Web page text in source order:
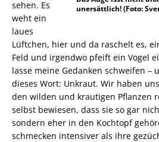
unersättlich! (Foto:
sehen. Es
weht ein
laues
Lüftchen, hier und da raschelt es,
Feld und irgendwo pfeift ein Vogel
lasse meine Gedanken schweifen –
dieses Wort: Unkraut. Wir haben
den wilden und krautigen Pflanzen
selbst bewiesen, dass sie so gar
sondern eher in den Kochtopf
schmecken intensiver als ihre